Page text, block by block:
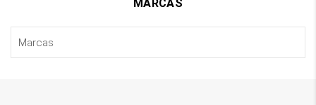
MARCAS